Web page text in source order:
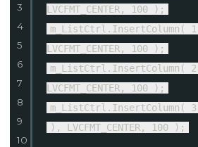
3
4
5
6
7
8
9
10
LVCFMT_CENTER, 100 );
m_ListCtrl.InsertColumn(
LVCFMT_CENTER, 100 );
m_ListCtrl.InsertColumn(
LVCFMT_CENTER, 100 );
m_ListCtrl.InsertColumn(
), LVCFMT_CENTER, 100 );